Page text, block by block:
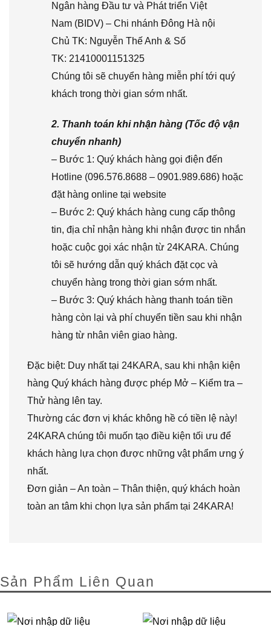
Ngân hàng Đầu tư và Phát triển Việt
Nam (BIDV) – Chi nhánh Đông Hà nội
Chủ TK: Nguyễn Thế Anh & Số
TK: 21410001151325
Chúng tôi sẽ chuyển hàng miễn phí tới quý
khách trong thời gian sớm nhất.
2. Thanh toán khi nhận hàng (Tốc độ vận
chuyển nhanh)
– Bước 1: Quý khách hàng gọi điện đến
Hotline (096.576.8688 – 0901.989.686) hoặc
đặt hàng online tại website
– Bước 2: Quý khách hàng cung cấp thông
tin, địa chỉ nhận hàng khi nhận được tin nhắn
hoặc cuộc gọi xác nhận từ 24KARA. Chúng
tôi sẽ hướng dẫn quý khách đặt cọc và
chuyển hàng trong thời gian sớm nhất.
– Bước 3: Quý khách hàng thanh toán tiền
hàng còn lại và phí chuyển tiền sau khi nhận
hàng từ nhân viên giao hàng.
Đặc biệt: Duy nhất tại 24KARA, sau khi nhận kiện
hàng Quý khách hàng được phép Mở – Kiểm tra –
Thử hàng lên tay.
Thường các đơn vị khác không hề có tiền lệ này!
24KARA chúng tôi muốn tạo điều kiện tối ưu để
khách hàng lựa chọn được những vật phẩm ưng ý
nhất.
Đơn giản – An toàn – Thân thiện, quý khách hoàn
toàn an tâm khi chọn lựa sản phẩm tại 24KARA!
Sản Phẩm Liên Quan